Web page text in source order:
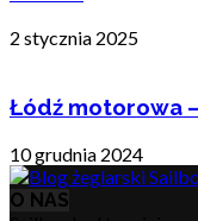
2 stycznia 2025
Łódź motorowa
10 grudnia 2024
O NAS